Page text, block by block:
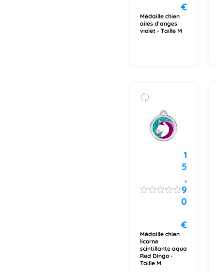
€
Médaille chien
ailes d'anges
violet - Taille M
1
5
,
9
0
€
Médaille chien
licorne
scintillante aqua
Red Dingo -
Taille M